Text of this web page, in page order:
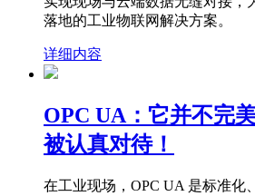
落地的工业物联网解决方案。
详细内容
OPC UA：它并不完
被认真对待！
在工业现场，OPC UA 是标准化